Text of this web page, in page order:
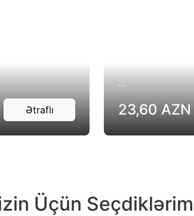
Ətraflı
...
23,60 AZN
Üçün